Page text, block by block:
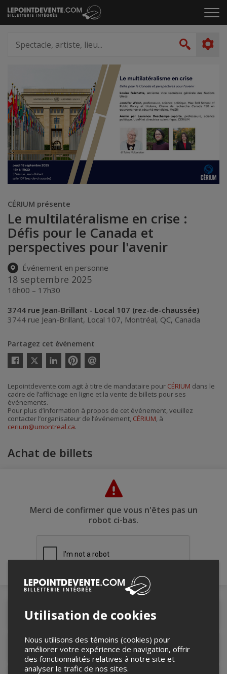
Passer
au
le
artiste,
lieu...
CÉRIUM présente
Le multilatéralisme en crise :
Défis pour le Canada et
perspectives pour l'avenir
Événement en personne
18 septembre 2025
16h00 – 17h30
3744 rue Jean-Brillant - Local 107 (rez-de-chaussée)
3744 rue Jean-Brillant, Local 107, Montréal, QC, Canada
Partagez cet événement
Twitter
courriel
Lepointdevente.com agit à titre de mandataire pour CÉRIUM dans le
cadre de l’affichage en ligne et la vente de billets pour ses
événements.
Pour plus d’information à propos de cet événement, veuillez
contacter l’organisateur de l’événement, CÉRIUM, à
cerium@umontreal.ca.
Achat de billets
Merci de confirmer que vous n'êtes pas un
robot ci-bas.
Détails de l'événement
Lieu de l'événement
Utilisation de cookies
Nous utilisons des témoins (cookies) pour
améliorer votre expérience de navigation, offrir
des fonctionnalités relatives à notre site et
analyser le trafic de nos sites.